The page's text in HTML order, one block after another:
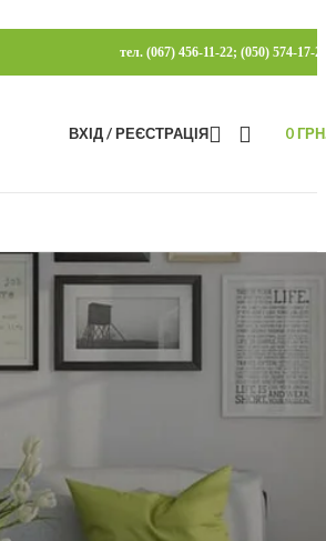
тел. (067) 456-11-22; (050) 574-17-
ВХІД / РЕЄСТРАЦІЯ 0